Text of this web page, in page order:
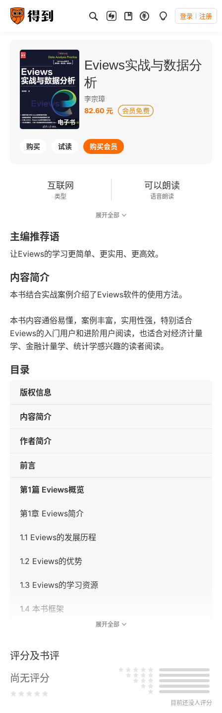
登录 注册
电子书
Eviews实战与数据分
析
李宗璋
82.60 元
购买 试读 购买会员
互联网
类型
可以朗读
语音朗读
展开全部
主编推荐语
让Eviews的学习更简单、更实用、更高效。
内容简介
本书结合实战案例介绍了Eviews软件的使用方法。
本书内容通俗易懂，案例丰富，实用性强，特别适合
Eviews的入门用户和进阶用户阅读，也适合对经济计量
学、金融计量学、统计学感兴趣的读者阅读。
目录
版权信息
内容简介
作者简介
前言
第1篇 Eviews概览
第1章 Eviews简介
1.1 Eviews的发展历程
1.2 Eviews的优势
1.3 Eviews的学习资源
1.4 本书框架
2.1 Eviews的安装环境
2.2 Eviews的版本
展开全部
评分及书评
尚无评分
目前还没人评分